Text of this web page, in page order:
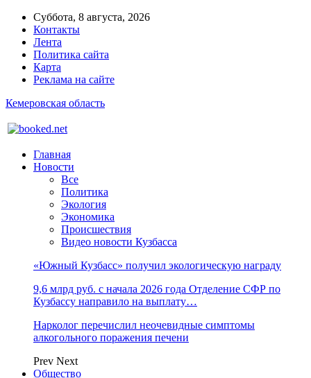
Суббота, 8 августа, 2026
Контакты
Лента
Политика сайта
Карта
Реклама на сайте
Кемеровская область
Главная
Новости
Все
Политика
Экология
Экономика
Происшествия
Видео новости Кузбасса
«Южный Кузбасс» получил экологическую награду
9,6 млрд руб. с начала 2026 года Отделение СФР по
Кузбассу направило на выплату…
Нарколог перечислил неочевидные симптомы
алкогольного поражения печени
Prev Next
Общество